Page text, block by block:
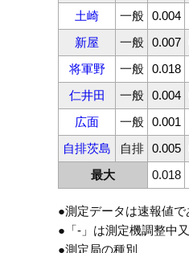
土崎
一般 0.004
新屋
一般 0.007
将軍野
一般 0.018
仁井田
一般 0.004
広面
一般 0.001
自排茨島
自排 0.005
最大
0.018
●測定データは速報値で
●「-」は測定機調整中
●測定局の種別